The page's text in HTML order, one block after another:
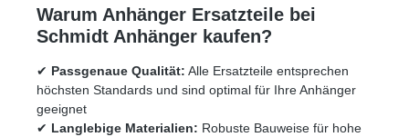
Warum Anhänger Ersatzteile bei
Schmidt Anhänger kaufen?
✔ Passgenaue Qualität: Alle Ersatzteile entsprechen
höchsten Standards und sind optimal für Ihre Anhänger
geeignet
✔ Langlebige Materialien: Robuste Bauweise für hohe